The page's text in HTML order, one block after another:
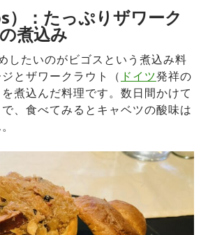
）：たっぷりザワーク
煮込み
したいのがビゴスという煮込み料
とザワークラウト（ ドイツ発祥の
煮込んだ料理です。数日間かけて
、食べてみるとキャベツの酸味は